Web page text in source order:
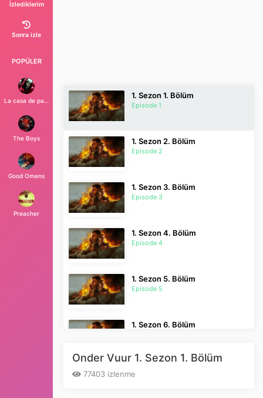
İzlediklerim
Sonra izle
POPÜLER
La casa de papel
The Boys
Good Omens
Preacher
1. Sezon 1. Bölüm
Episode 1
1. Sezon 2. Bölüm
Episode 2
1. Sezon 3. Bölüm
Episode 3
1. Sezon 4. Bölüm
Episode 4
1. Sezon 5. Bölüm
Episode 5
1. Sezon 6. Bölüm
Onder Vuur 1. Sezon 1. Bölüm
77403 izlenme